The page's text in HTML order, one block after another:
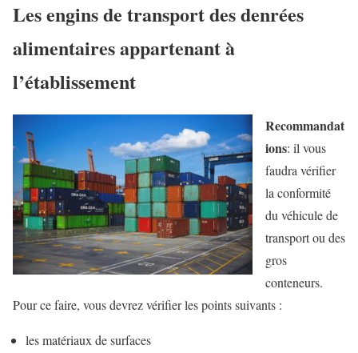
Les engins de transport des denrées
alimentaires appartenant à
l’établissement
Recommandat
ions: il vous
faudra vérifier
la conformité
du véhicule de
transport ou des
gros
conteneurs.
Pour ce faire, vous devrez vérifier les points suivants :
les matériaux de surfaces